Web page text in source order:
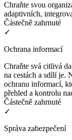
Chraňte svou
adaptivních,
Částečně zahrnuté
✓
Ochrana informací
Chraňte svá citlivá
na cestách a sdílí je.
ochranu informací,
přehled a kontrolu
Částečně zahrnuté
✓
Správa zabezpečení